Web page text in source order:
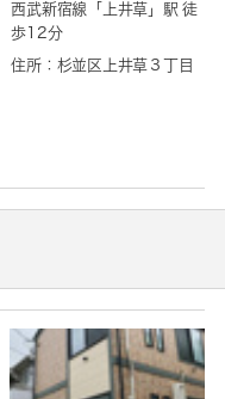
西武新宿線「 上井草 」駅 徒
歩12分
住所：杉並区上井草３丁目